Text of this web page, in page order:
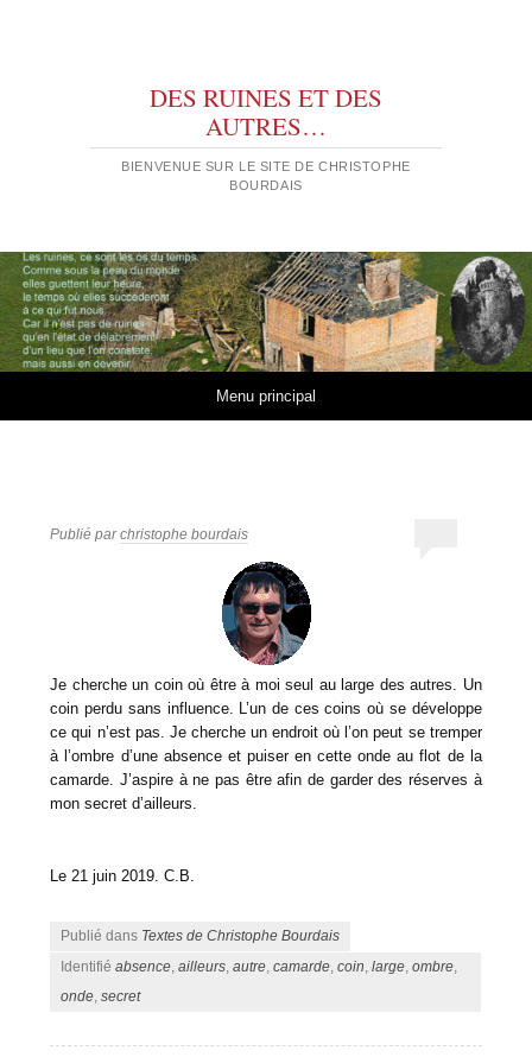
DES RUINES ET DES
AUTRES…
BIENVENUE SUR LE SITE DE CHRISTOPHE
BOURDAIS
Menu principal
Publié parchristophe bourdais
Je cherche un coin où être à moi seul au large des autres. Un
coin perdu sans influence. L’un de ces coins où se développe
ce qui n’est pas. Je cherche un endroit où l’on peut se tremper
à l’ombre d’une absence et puiser en cette onde au flot de la
camarde. J’aspire à ne pas être afin de garder des réserves à
mon secret d’ailleurs.
Le 21 juin 2019. C.B.
Publié dans Textes de Christophe Bourdais
Identifiéabsence,ailleurs,autre,camarde,coin,large,ombre,
onde,secret